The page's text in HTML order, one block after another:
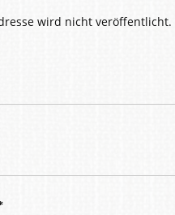
wird nicht veröffentlicht.